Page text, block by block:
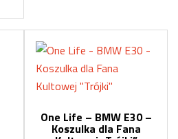
One Life – BMW E30 –
Koszulka dla Fana